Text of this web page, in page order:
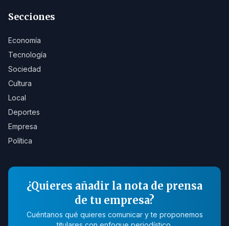
Secciones
Economía
Tecnología
Sociedad
Cultura
Local
Deportes
Empresa
Política
¿Quieres añadir la nota de prensa
de tu empresa?
Cuéntanos qué quieres comunicar y te proponemos